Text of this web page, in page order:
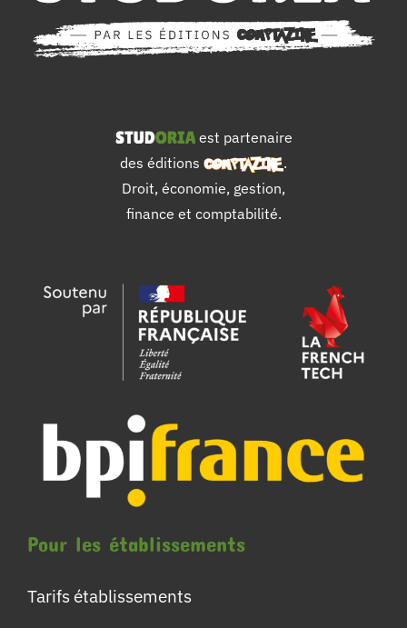
est partenaire
des éditions
.
Droit, économie, gestion,
finance et comptabilité.
Pour les établissements
Tarifs établissements